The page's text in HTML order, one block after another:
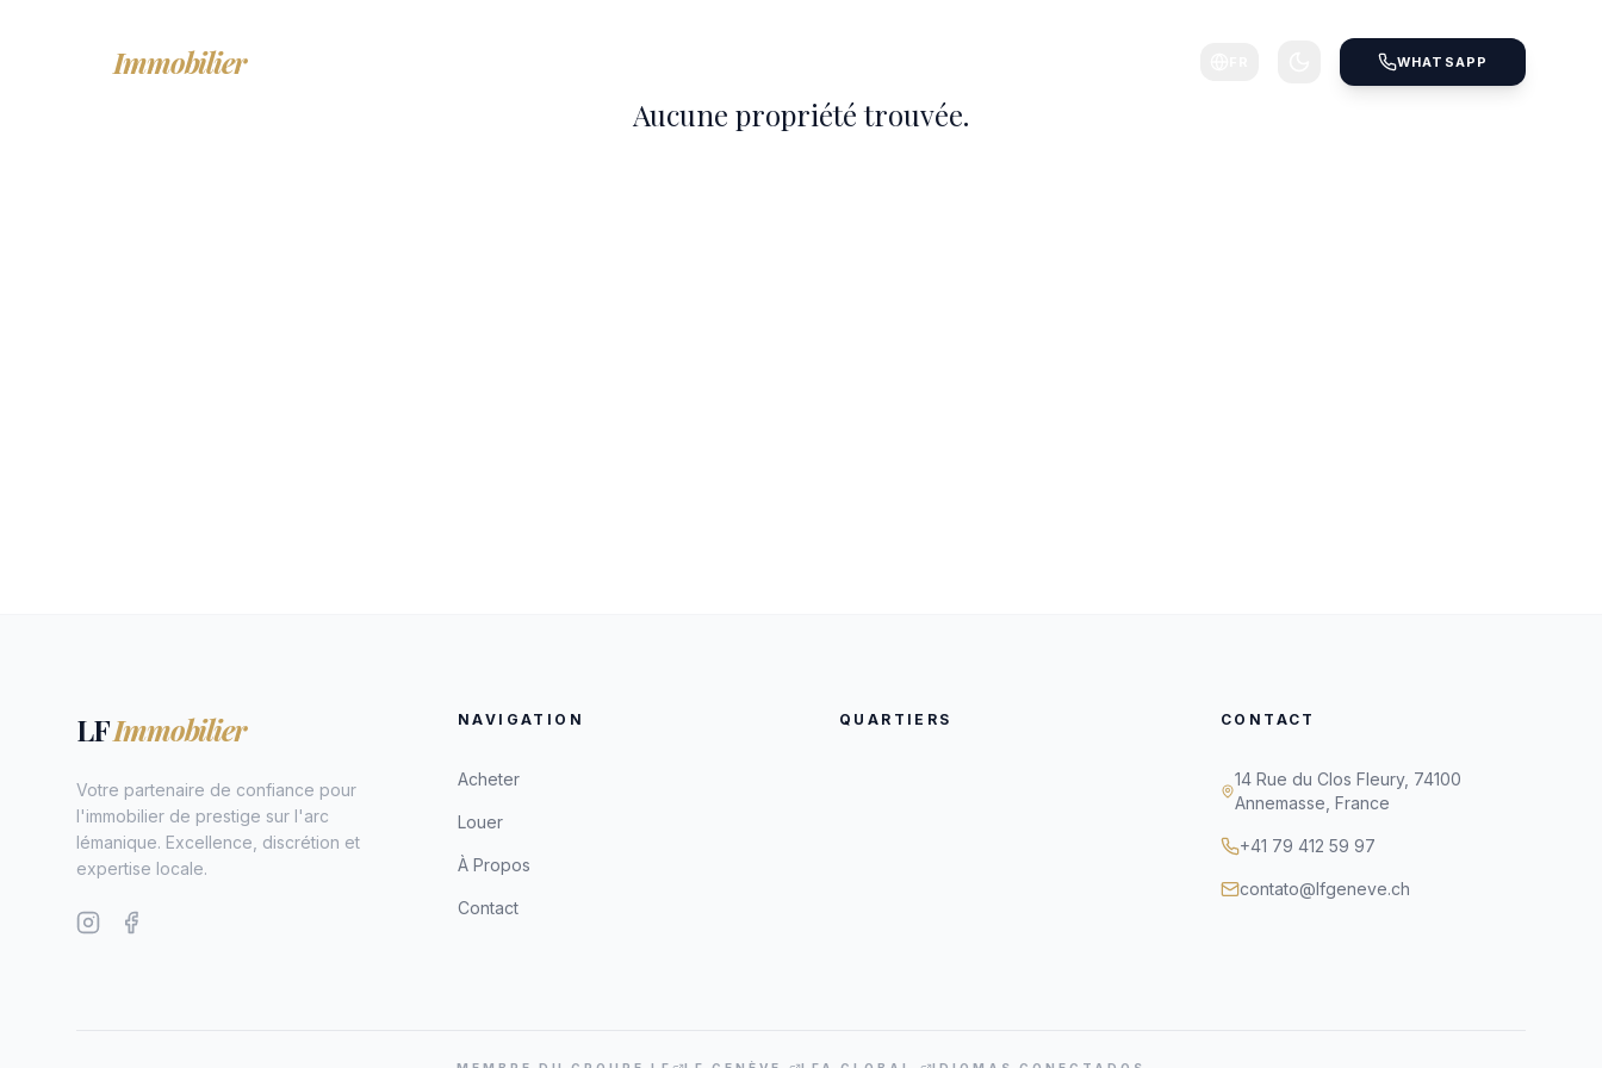
Immobilier WHATSAPP
Aucune propriété trouvée.
LFImmobilier
Votre partenaire de confiance pour
l'immobilier de prestige sur l'arc
lémanique. Excellence, discrétion et
expertise locale.
NAVIGATION
Acheter
Louer
À Propos
Contact
QUARTIERS CONTACT
14 Rue du Clos Fleury, 74100
Annemasse, France
+41 79 412 59 97
contato@lfgeneve.ch